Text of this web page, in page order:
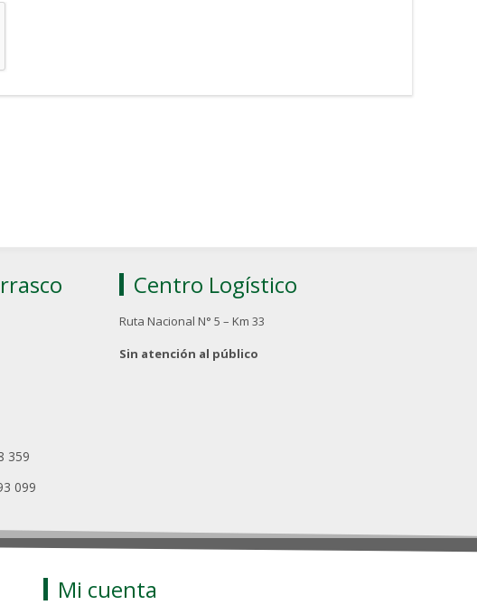
359
099
Centro Logístico
Ruta Nacional N° 5 – Km 33
Sin atención al público
Mi cuenta